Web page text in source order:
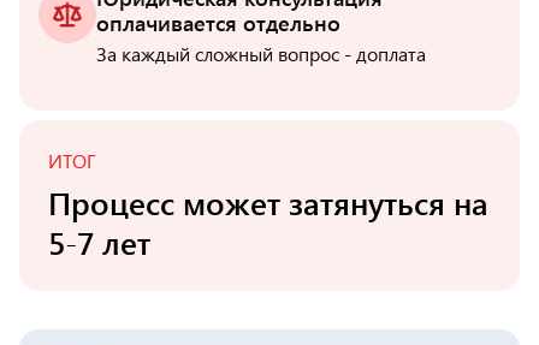
оплачивается отдельно
За каждый сложный вопрос - доплата
ИТОГ
Процесс может затянуться на
5-7 лет